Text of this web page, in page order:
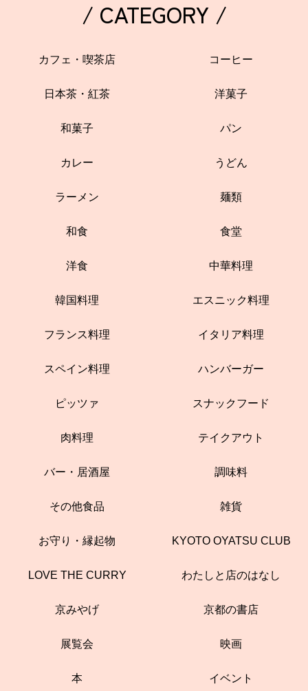
/ CATEGORY /
カフェ・喫茶店 コーヒー
日本茶・紅茶 洋菓子
和菓子 パン
カレー うどん
ラーメン 麺類
和食 食堂
洋食 中華料理
韓国料理 エスニック料理
フランス料理 イタリア料理
スペイン料理 ハンバーガー
ピッツァ スナックフード
肉料理 テイクアウト
バー・居酒屋 調味料
その他食品 雑貨
お守り・縁起物 KYOTO OYATSU CLUB
LOVE THE CURRY わたしと店のはなし
京みやげ 京都の書店
展覧会 映画
本 イベント